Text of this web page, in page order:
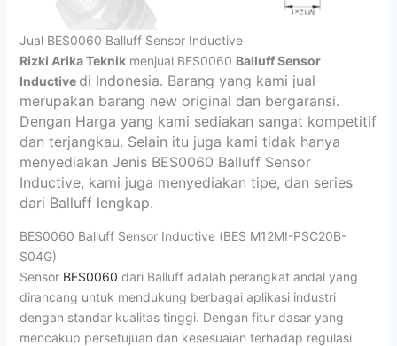
Jual BES0060 Balluff Sensor Inductive
Rizki Arika Teknikmenjual BES0060 Balluff Sensor
Inductive di Indonesia. Barang yang kami jual
merupakan barang new original dan bergaransi.
Dengan Harga yang kami sediakan sangat kompetitif
dan terjangkau. Selain itu juga kami tidak hanya
menyediakan Jenis BES0060 Balluff Sensor
Inductive, kami juga menyediakan tipe, dan series
dari Balluff lengkap.
BES0060 Balluff Sensor Inductive (BES M12MI-PSC20B-
S04G)
Sensor BES0060 dari Balluff adalah perangkat andal yang
dirancang untuk mendukung berbagai aplikasi industri
dengan standar kualitas tinggi. Dengan fitur dasar yang
mencakup persetujuan dan kesesuaian terhadap regulasi